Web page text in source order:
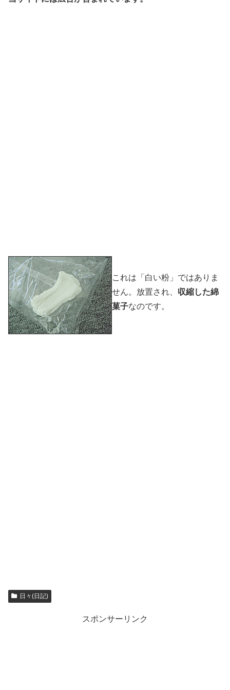
これは「白い粉」ではありま
せん。放置され、 収縮した綿
菓子なのです。
日々(日記)
スポンサーリンク